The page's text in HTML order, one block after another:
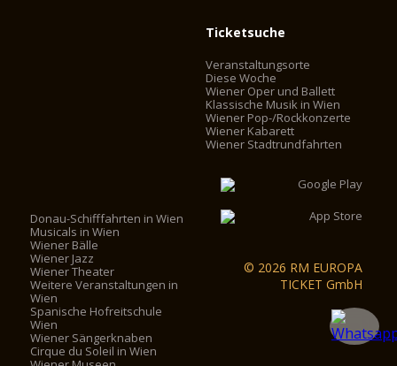
Ticketsuche
Veranstaltungsorte
Diese Woche
Wiener Oper und Ballett
Klassische Musik in Wien
Wiener Pop-/Rockkonzerte
Wiener Kabarett
Wiener Stadtrundfahrten
Donau-Schifffahrten in Wien
Musicals in Wien
Wiener Bälle
Wiener Jazz
Wiener Theater
Weitere Veranstaltungen in
Wien
Spanische Hofreitschule
Wien
Wiener Sängerknaben
Cirque du Soleil in Wien
© 2026 RM EUROPA
TICKET GmbH